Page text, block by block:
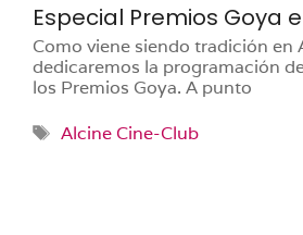
Especial Premios Goya
Como viene siendo tradición en
dedicaremos la programación
los Premios Goya. A punto
Etiquetas
Alcine Cine-Club